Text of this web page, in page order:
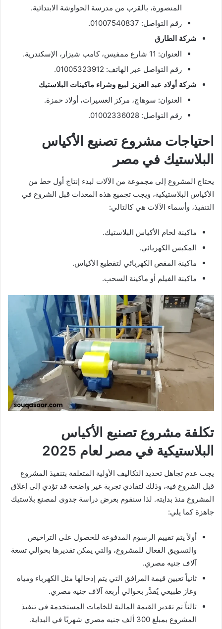
المنصورة، بالقرب من مدرسة الحواوشة الابتدائية.
رقم التواصل: 01007540837.
شركة الطارق
العنوان: 11 شارع ممفيس، كامب شيزار، الإسكندرية.
رقم التواصل عبر الهاتف: 01005323912.
شركة أولاد عبد العزيز لبيع وشراء ماكينات البلاستيك
العنوان: سوهاج، مركز العسيرات، أولاد حمزة.
رقم التواصل: 01002336028.
احتياجات مشروع تصنيع الأكياس
البلاستيك في مصر
يحتاج المشروع إلى مجموعة من الآلات لبدء إنتاج أول خط من
الأكياس البلاستيكية، ويجب تجميع هذه المعدات قبل الشروع في
التنفيذ، وأسماء الآلات هي كالتالي:
ماكينة لحام الأكياس البلاستيك.
المكبس الكهربائي.
ماكينة المقص الكهربائي لتقطيع الأكياس.
ماكينة الفيلم أو ماكينة السحب.
تكلفة مشروع تصنيع الأكياس
البلاستيكية في مصر لعام 2025
يجب عدم تجاهل تحديد التكاليف الأولية المتعلقة بتنفيذ المشروع
قبل الشروع فيه، وذلك لتفادي تجربة غير واضحة قد تؤدي إلى إغلاق
المشروع منذ بدايته. لذا سنقوم بعرض دراسة جدوى لمصنع بلاستيك
جاهزة كما يلي:
أولاً يتم تقييم الرسوم المدفوعة للحصول على التراخيص
والتسويق الفعال للمشروع، والتي يمكن تقديرها بحوالي تسعة
آلاف جنيه مصري.
ثانياً تعيين قيمة المرافق التي يتم إدخالها مثل الكهرباء ومياه
وغاز طبيعي يُقدَّر بحوالي أربعة آلاف جنيه مصري.
ثالثاً تم تقدير القيمة المالية للخامات المستخدمة في تنفيذ
المشروع بمبلغ 300 ألف جنيه مصري شهريًا في البداية.